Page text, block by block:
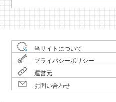
当サイトについて
プライバシーポリシー
運営元
お問い合わせ